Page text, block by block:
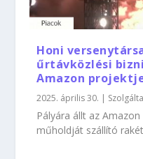
Honi
űrtávközlési
Amazon
2025. április 30. |
Pályára állt az
műholdját szállító